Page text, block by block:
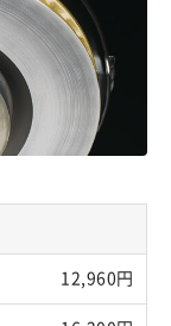
12,960円